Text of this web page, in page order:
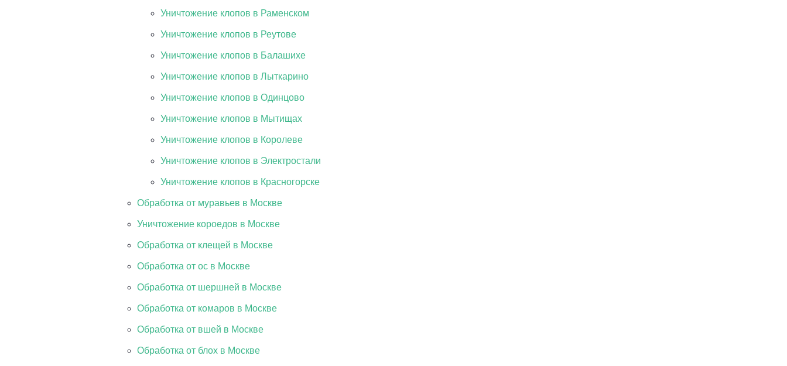
Уничтожение клопов в Раменском
Уничтожение клопов в Реутове
Уничтожение клопов в Балашихе
Уничтожение клопов в Лыткарино
Уничтожение клопов в Одинцово
Уничтожение клопов в Мытищах
Уничтожение клопов в Королеве
Уничтожение клопов в Электростали
Уничтожение клопов в Красногорске
Обработка от муравьев в Москве
Уничтожение короедов в Москве
Обработка от клещей в Москве
Обработка от ос в Москве
Обработка от шершней в Москве
Обработка от комаров в Москве
Обработка от вшей в Москве
Обработка от блох в Москве